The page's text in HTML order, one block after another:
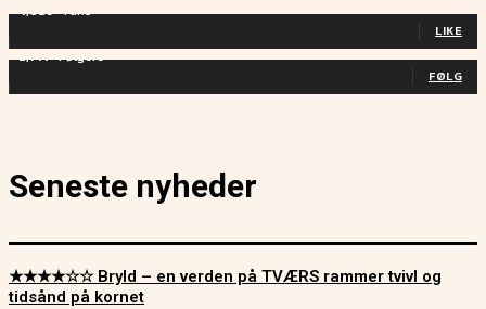
4,829 Fans
LIKE
2,714 Følgere
FØLG
Seneste nyheder
★★★★☆☆ Bryld – en verden på TVÆRS rammer tvivl og
tidsånd på kornet